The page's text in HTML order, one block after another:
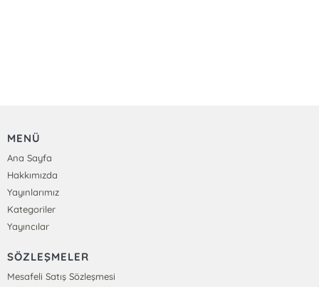
MENÜ
Ana Sayfa
Hakkımızda
Yayınlarımız
Kategoriler
Yayıncılar
SÖZLEŞMELER
Mesafeli Satış Sözleşmesi